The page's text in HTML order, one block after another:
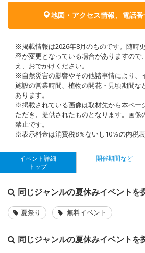
地図・アクセス情報、電話
※掲載情報は2026年8月のものです。随時
容が変更となっている場合がありますので
え、おでかけください。
※自然災害の影響やその他諸事情により、
施設の営業時間、植物の開花・見頃期間な
あります。
※掲載されている画像は取材先から本ペー
ただき、提供されたものとなります。画像
禁止です。
※表示料金は消費税8％ないし10％の内税表
イベント詳細
トップ
開催期間など
同じジャンルの夏休みイベントを
夏祭り 無料イベント
同じジャンルの夏休みイベントを